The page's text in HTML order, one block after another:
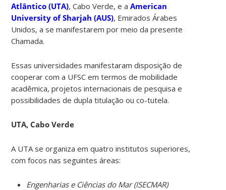
Atlântico (UTA), Cabo Verde, e aAmerican
University of Sharjah (AUS), Emirados Árabes
Unidos, a se manifestarem por meio da presente
Chamada.
Essas universidades manifestaram disposição de
cooperar com a UFSC em termos de mobilidade
acadêmica, projetos internacionais de pesquisa e
possibilidades de dupla titulação ou co-tutela.
UTA, Cabo Verde
A UTA se organiza em quatro institutos superiores,
com focos nas seguintes áreas:
Engenharias e Ciências do Mar (ISECMAR)